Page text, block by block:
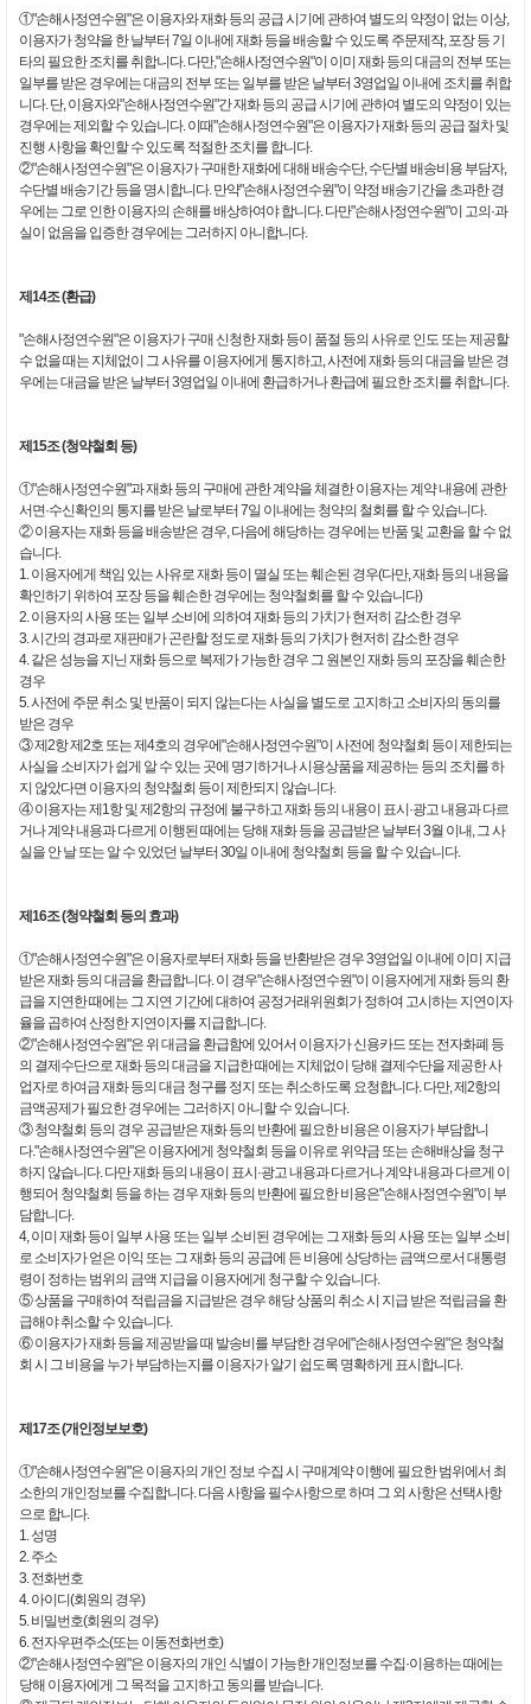
①"손해사정연수원"은 이용자와 재화 등의 공급 시기에 관하여 별도의 약정이 없는 이상,
이용자가 청약을 한 날부터 7일 이내에 재화 등을 배송할 수 있도록 주문제작, 포장 등 기
타의 필요한 조치를 취합니다. 다만,"손해사정연수원"이 이미 재화 등의 대금의 전부 또는
일부를 받은 경우에는 대금의 전부 또는 일부를 받은 날부터 3영업일 이내에 조치를 취합
니다. 단, 이용자와"손해사정연수원"간 재화 등의 공급 시기에 관하여 별도의 약정이 있는
경우에는 제외할 수 있습니다. 이때"손해사정연수원"은 이용자가 재화 등의 공급 절차 및
진행 사항을 확인할 수 있도록 적절한 조치를 합니다.
②"손해사정연수원"은 이용자가 구매한 재화에 대해 배송수단, 수단별 배송비용 부담자,
수단별 배송기간 등을 명시합니다. 만약"손해사정연수원"이 약정 배송기간을 초과한 경
우에는 그로 인한 이용자의 손해를 배상하여야 합니다. 다만"손해사정연수원"이 고의·과
실이 없음을 입증한 경우에는 그러하지 아니합니다.
제14조 (환급)
"손해사정연수원"은 이용자가 구매 신청한 재화 등이 품절 등의 사유로 인도 또는 제공할
수 없을 때는 지체없이 그 사유를 이용자에게 통지하고, 사전에 재화 등의 대금을 받은 경
우에는 대금을 받은 날부터 3영업일 이내에 환급하거나 환급에 필요한 조치를 취합니다.
제15조 (청약철회 등)
①"손해사정연수원"과 재화 등의 구매에 관한 계약을 체결한 이용자는 계약 내용에 관한
서면·수신확인의 통지를 받은 날로부터 7일 이내에는 청약의 철회를 할 수 있습니다.
② 이용자는 재화 등을 배송받은 경우, 다음에 해당하는 경우에는 반품 및 교환을 할 수 없
습니다.
1. 이용자에게 책임 있는 사유로 재화 등이 멸실 또는 훼손된 경우(다만, 재화 등의 내용을
확인하기 위하여 포장 등을 훼손한 경우에는 청약철회를 할 수 있습니다)
2. 이용자의 사용 또는 일부 소비에 의하여 재화 등의 가치가 현저히 감소한 경우
3. 시간의 경과로 재판매가 곤란할 정도로 재화 등의 가치가 현저히 감소한 경우
4. 같은 성능을 지닌 재화 등으로 복제가 가능한 경우 그 원본인 재화 등의 포장을 훼손한
경우
5. 사전에 주문 취소 및 반품이 되지 않는다는 사실을 별도로 고지하고 소비자의 동의를
받은 경우
③ 제2항 제2호 또는 제4호의 경우에"손해사정연수원"이 사전에 청약철회 등이 제한되는
사실을 소비자가 쉽게 알 수 있는 곳에 명기하거나 시용상품을 제공하는 등의 조치를 하
지 않았다면 이용자의 청약철회 등이 제한되지 않습니다.
④ 이용자는 제1항 및 제2항의 규정에 불구하고 재화 등의 내용이 표시·광고 내용과 다르
거나 계약 내용과 다르게 이행된 때에는 당해 재화 등을 공급받은 날부터 3월 이내, 그 사
실을 안 날 또는 알 수 있었던 날부터 30일 이내에 청약철회 등을 할 수 있습니다.
제16조 (청약철회 등의 효과)
①"손해사정연수원"은 이용자로부터 재화 등을 반환받은 경우 3영업일 이내에 이미 지급
받은 재화 등의 대금을 환급합니다. 이 경우"손해사정연수원"이 이용자에게 재화 등의 환
급을 지연한 때에는 그 지연 기간에 대하여 공정거래위원회가 정하여 고시하는 지연이자
율을 곱하여 산정한 지연이자를 지급합니다.
②"손해사정연수원"은 위 대금을 환급함에 있어서 이용자가 신용카드 또는 전자화폐 등
의 결제수단으로 재화 등의 대금을 지급한 때에는 지체없이 당해 결제수단을 제공한 사
업자로 하여금 재화 등의 대금 청구를 정지 또는 취소하도록 요청합니다. 다만, 제2항의
금액공제가 필요한 경우에는 그러하지 아니할 수 있습니다.
③ 청약철회 등의 경우 공급받은 재화 등의 반환에 필요한 비용은 이용자가 부담합니
다."손해사정연수원"은 이용자에게 청약철회 등을 이유로 위약금 또는 손해배상을 청구
하지 않습니다. 다만 재화 등의 내용이 표시·광고 내용과 다르거나 계약 내용과 다르게 이
행되어 청약철회 등을 하는 경우 재화 등의 반환에 필요한 비용은"손해사정연수원"이 부
담합니다.
4, 이미 재화 등이 일부 사용 또는 일부 소비된 경우에는 그 재화 등의 사용 또는 일부 소비
로 소비자가 얻은 이익 또는 그 재화 등의 공급에 든 비용에 상당하는 금액으로서 대통령
령이 정하는 범위의 금액 지급을 이용자에게 청구할 수 있습니다.
⑤ 상품을 구매하여 적립금을 지급받은 경우 해당 상품의 취소 시 지급 받은 적립금을 환
급해야 취소할 수 있습니다.
⑥ 이용자가 재화 등을 제공받을 때 발송비를 부담한 경우에"손해사정연수원"은 청약철
회 시 그 비용을 누가 부담하는지를 이용자가 알기 쉽도록 명확하게 표시합니다.
제17조 (개인정보보호)
①"손해사정연수원"은 이용자의 개인 정보 수집 시 구매계약 이행에 필요한 범위에서 최
소한의 개인정보를 수집합니다. 다음 사항을 필수사항으로 하며 그 외 사항은 선택사항
으로 합니다.
1. 성명
2. 주소
3. 전화번호
4. 아이디(회원의 경우)
5. 비밀번호(회원의 경우)
6. 전자우편주소(또는 이동전화번호)
②"손해사정연수원"은 이용자의 개인 식별이 가능한 개인정보를 수집·이용하는 때에는
당해 이용자에게 그 목적을 고지하고 동의를 받습니다.